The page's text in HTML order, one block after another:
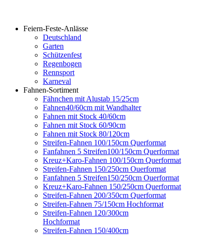
Feiern-Feste-Anlässe
Deutschland
Garten
Schützenfest
Regenbogen
Rennsport
Karneval
Fahnen-Sortiment
Fähnchen mit Alustab 15/25cm
Fahnen40/60cm mit Wandhalter
Fahnen mit Stock 40/60cm
Fahnen mit Stock 60/90cm
Fahnen mit Stock 80/120cm
Streifen-Fahnen 100/150cm Querformat
Fanfahnen 5 Streifen100/150cm Querformat
Kreuz+Karo-Fahnen 100/150cm Querformat
Streifen-Fahnen 150/250cm Ouerformat
Fanfahnen 5 Streifen150/250cm Ouerformat
Kreuz+Karo-Fahnen 150/250cm Querformat
Streifen-Fahnen 200/350cm Querformat
Streifen-Fahnen 75/150cm Hochformat
Streifen-Fahnen 120/300cm
Hochformat
Streifen-Fahnen 150/400cm